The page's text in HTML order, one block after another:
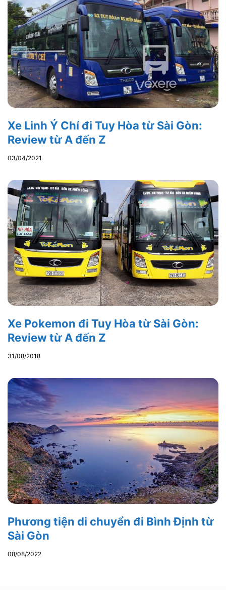
Xe Linh Ý Chí đi Tuy Hòa từ Sài Gòn:
Review từ A đến Z
03/04/2021
Xe Pokemon đi Tuy Hòa từ Sài Gòn:
Review từ A đến Z
31/08/2018
Phương tiện di chuyển đi Bình Định từ
Sài Gòn
08/08/2022